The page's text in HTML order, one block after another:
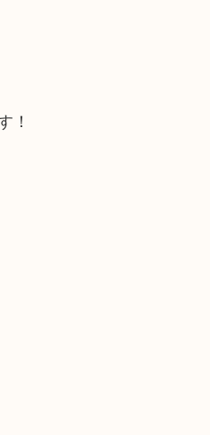
！